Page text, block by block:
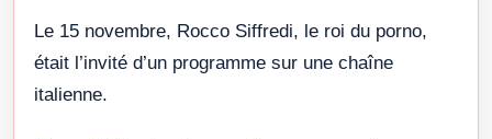
Le 15 novembre, Rocco Siffredi, le roi du porno,
était l’invité d’un programme sur une chaîne
italienne.